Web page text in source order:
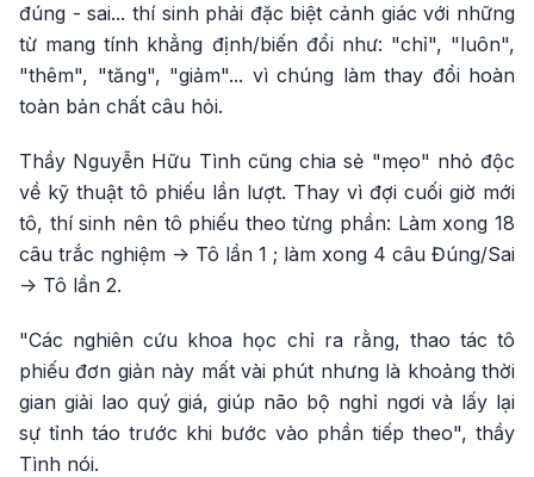
đúng - sai... thí sinh phải đặc biệt cảnh giác với những
từ mang tính khẳng định/biến đổi như: "chỉ", "luôn",
"thêm", "tăng", "giảm"... vì chúng làm thay đổi hoàn
toàn bản chất câu hỏi.
Thầy Nguyễn Hữu Tình cũng chia sẻ "mẹo" nhỏ độc
về kỹ thuật tô phiếu lần lượt. Thay vì đợi cuối giờ mới
tô, thí sinh nên tô phiếu theo từng phần: Làm xong 18
câu trắc nghiệm -> Tô lần 1 ; làm xong 4 câu Đúng/Sai
-> Tô lần 2.
"Các nghiên cứu khoa học chỉ ra rằng, thao tác tô
phiếu đơn giản này mất vài phút nhưng là khoảng thời
gian giải lao quý giá, giúp não bộ nghỉ ngơi và lấy lại
sự tỉnh táo trước khi bước vào phần tiếp theo", thầy
Tình nói.